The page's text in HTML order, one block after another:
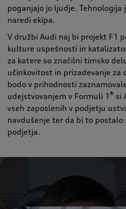
poganjajo jo ljudje. Tehnologija
naredi ekipa.
V družbi Audi naj bi projekt F1
kulture uspešnosti in
za katere so značilni timsko
učinkovitost in prizadevanje za
bodo v prihodnosti
udejstvovanjem v Formuli 1 ® si
vseh zaposlenih v podjetju
navdušenje ter da bi to postalo
podjetja.